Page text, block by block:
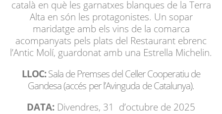
català en què les garnatxes blanques de la Terra
Alta en són les protagonistes. Un sopar
maridatge amb els vins de la comarca
acompanyats pels plats del Restaurant ebrenc
l’Antic Molí, guardonat amb una Estrella Michelin.
LLOC:Sala de Premses del Celler Cooperatiu de
Gandesa (accés per l’Avinguda de Catalunya).
DATA: Divendres, 31 d’octubre de 2025